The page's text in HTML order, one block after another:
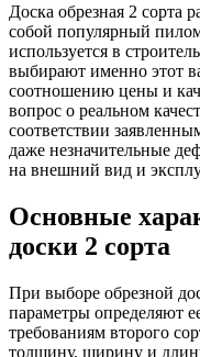
Доска обрезная 2 сорта
собой популярный
используется в
выбирают именно этот
соотношению цены и
вопрос о реальном
соответствии
даже незначительные
на внешний вид и
Основные
доски 2 сорта
При выборе обрезной
параметры определяют
требованиям второго
толщину, ширину и